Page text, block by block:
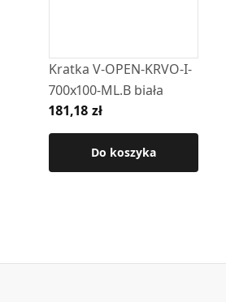
Kratka V-OPEN-KRVO-I-
700x100-ML.B biała
181,18 zł
Do koszyka